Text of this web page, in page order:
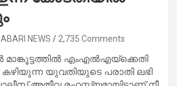
NEWS 2,735 Comments
മാ​ങ്കൂ​ട്ട​ത്തി​ൽ എം​എ​ൽ​എ​യ്ക്കെ​തി​
യു​വ​തി​യു​ടെ പ​രാ​തി ല​ഭി​